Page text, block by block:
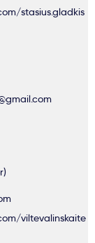
stasius.gladkis
viltevalinskaite